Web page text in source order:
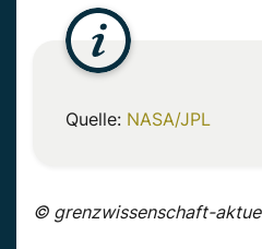
Quelle: NASA/JPL
© grenzwissenschaft-